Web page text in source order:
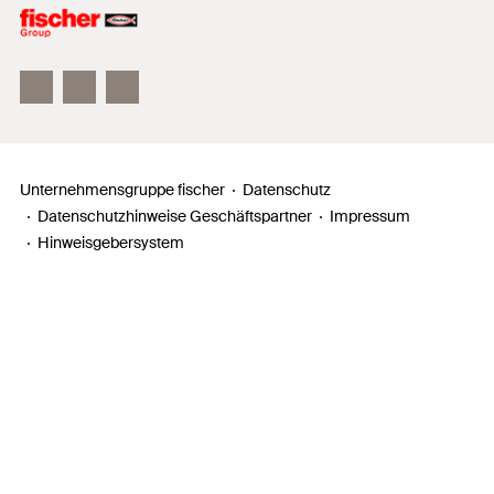
Unser Leitbild
Unternehmensgruppe fischer
Datenschutz
Datenschutzhinweise Geschäftspartner
Impressum
Hinweisgebersystem